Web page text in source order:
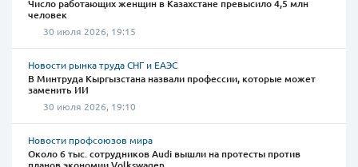
Число работающих женщин в Казахстане превысило 4,5 млн
человек
30 июля 2026, 19:15
Новости рынка труда СНГ и ЕАЭС
В Минтруда Кыргызстана назвали профессии, которые может
заменить ИИ
30 июля 2026, 19:10
Новости профсоюзов мира
Около 6 тыс. сотрудников Audi вышли на протесты против